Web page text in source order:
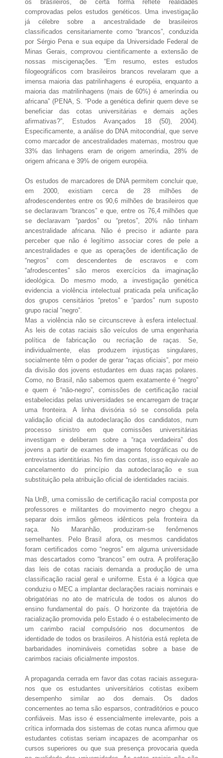
os brasileiros, de certa forma reflete realidades
comprovadas pelos estudos genéticos. Uma investigação
já célebre sobre a ancestralidade de brasileiros
classificados censitariamente como “brancos”, conduzida
por Sérgio Pena e sua equipe da Universidade Federal de
Minas Gerais, comprovou cientificamente a extensão de
nossas miscigenações. “Em resumo, estes estudos
filogeográficos com brasileiros brancos revelaram que a
imensa maioria das patrilinhagens é européia, enquanto a
maioria das matrilinhagens (mais de 60%) é ameríndia ou
africana” (PENA, S. “Pode a genética definir quem deve se
beneficiar das cotas universitárias e demais ações
afirmativas?”, Estudos Avançados 18 (50), 2004).
Especificamente, a análise do DNA mitocondrial, que serve
como marcador de ancestralidades maternas, mostrou que
33% das linhagens eram de origem ameríndia, 28% de
origem africana e 39% de origem européia.
Os estudos de marcadores de DNA permitem concluir que,
em 2000, existiam cerca de 28 milhões de
afrodescendentes entre os 90,6 milhões de brasileiros que
se declaravam “brancos” e que, entre os 76,4 milhões que
se declaravam “pardos” ou “pretos”, 20% não tinham
ancestralidade africana. Não é preciso ir adiante para
perceber que não é legítimo associar cores de pele a
ancestralidades e que as operações de identificação de
“negros” com descendentes de escravos e com
“afrodescentes” são meros exercícios da imaginação
ideológica. Do mesmo modo, a investigação genética
evidencia a violência intelectual praticada pela unificação
dos grupos censitários “pretos” e “pardos” num suposto
grupo racial “negro”.
Mas a violência não se circunscreve à esfera intelectual.
As leis de cotas raciais são veículos de uma engenharia
política de fabricação ou recriação de raças. Se,
individualmente, elas produzem injustiças singulares,
socialmente têm o poder de gerar “raças oficiais”, por meio
da divisão dos jovens estudantes em duas raças polares.
Como, no Brasil, não sabemos quem exatamente é “negro”
e quem é “não-negro”, comissões de certificação racial
estabelecidas pelas universidades se encarregam de traçar
uma fronteira. A linha divisória só se consolida pela
validação oficial da autodeclaração dos candidatos, num
processo sinistro em que comissões universitárias
investigam e deliberam sobre a “raça verdadeira” dos
jovens a partir de exames de imagens fotográficas ou de
entrevistas identitárias. No fim das contas, isso equivale ao
cancelamento do princípio da autodeclaração e sua
substituição pela atribuição oficial de identidades raciais.
Na UnB, uma comissão de certificação racial composta por
professores e militantes do movimento negro chegou a
separar dois irmãos gêmeos idênticos pela fronteira da
raça. No Maranhão, produziram-se fenômenos
semelhantes. Pelo Brasil afora, os mesmos candidatos
foram certificados como “negros” em alguma universidade
mas descartados como “brancos” em outra. A proliferação
das leis de cotas raciais demanda a produção de uma
classificação racial geral e uniforme. Esta é a lógica que
conduziu o MEC a implantar declarações raciais nominais e
obrigatórias no ato de matrícula de todos os alunos do
ensino fundamental do país. O horizonte da trajetória de
racialização promovida pelo Estado é o estabelecimento de
um carimbo racial compulsório nos documentos de
identidade de todos os brasileiros. A história está repleta de
barbaridades inomináveis cometidas sobre a base de
carimbos raciais oficialmente impostos.
A propaganda cerrada em favor das cotas raciais assegura-
nos que os estudantes universitários cotistas exibem
desempenho similar ao dos demais. Os dados
concernentes ao tema são esparsos, contraditórios e pouco
confiáveis. Mas isso é essencialmente irrelevante, pois a
crítica informada dos sistemas de cotas nunca afirmou que
estudantes cotistas seriam incapazes de acompanhar os
cursos superiores ou que sua presença provocaria queda